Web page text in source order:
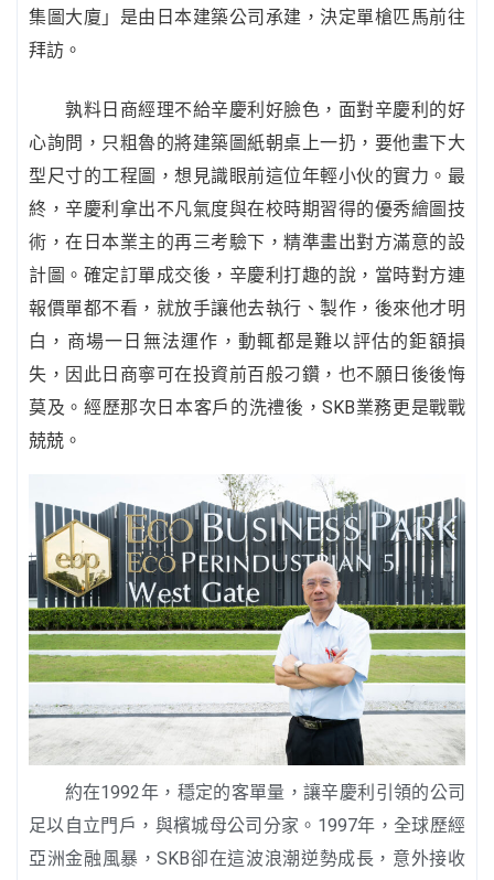
集圖大廈」是由日本建築公司承建，決定單槍匹馬前往
拜訪。
孰料日商經理不給辛慶利好臉色，面對辛慶利的好
心詢問，只粗魯的將建築圖紙朝桌上一扔，要他畫下大
型尺寸的工程圖，想見識眼前這位年輕小伙的實力。最
終，辛慶利拿出不凡氣度與在校時期習得的優秀繪圖技
術，在日本業主的再三考驗下，精準畫出對方滿意的設
計圖。確定訂單成交後，辛慶利打趣的說，當時對方連
報價單都不看，就放手讓他去執行、製作，後來他才明
白，商場一日無法運作，動輒都是難以評估的鉅額損
失，因此日商寧可在投資前百般刁鑽，也不願日後後悔
莫及。經歷那次日本客戶的洗禮後，SKB業務更是戰戰
兢兢。
約在1992年，穩定的客單量，讓辛慶利引領的公司
足以自立門戶，與檳城母公司分家。1997年，全球歷經
亞洲金融風暴，SKB卻在這波浪潮逆勢成長，意外接收